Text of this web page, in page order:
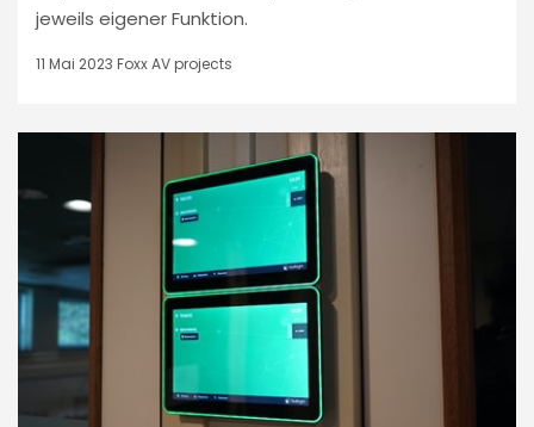
jeweils eigener Funktion.
11 Mai 2023 Foxx AV projects